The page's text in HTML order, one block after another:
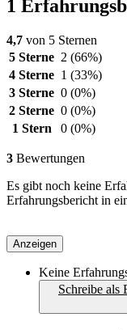
1
4,7 von 5 Sternen
5 Sterne 2 (66%)
4 Sterne 1 (33%)
3 Sterne 0 (0%)
2 Sterne 0 (0%)
1 Stern
0 (0%)
3 Bewertungen
Es gibt noch keine
Erfahrungsbericht in
Anzeigen
Keine
Schreibe als